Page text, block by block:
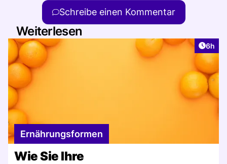
Schreibe einen Kommentar
Weiterlesen
6h
Ernährungsformen
Wie Sie Ihre